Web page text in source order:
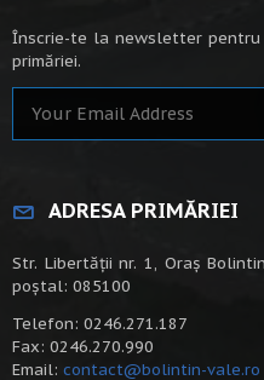
Înscrie-te la newsletter
primăriei.
ADRESA PRIMĂRIEI
Str. Libertății nr. 1, Oraș
poștal: 085100
Telefon: 0246.271.187
Fax: 0246.270.990
Email: contact@bolintin-vale.ro